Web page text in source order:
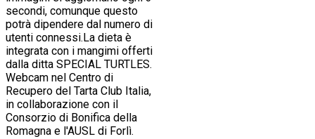
secondi, comunque questo
potrà dipendere dal numero di
utenti connessi.La dieta è
integrata con i mangimi offerti
dalla ditta SPECIAL TURTLES.
Webcam nel Centro di
Recupero del Tarta Club Italia,
in collaborazione con il
Consorzio di Bonifica della
Romagna e l'AUSL di Forlì.